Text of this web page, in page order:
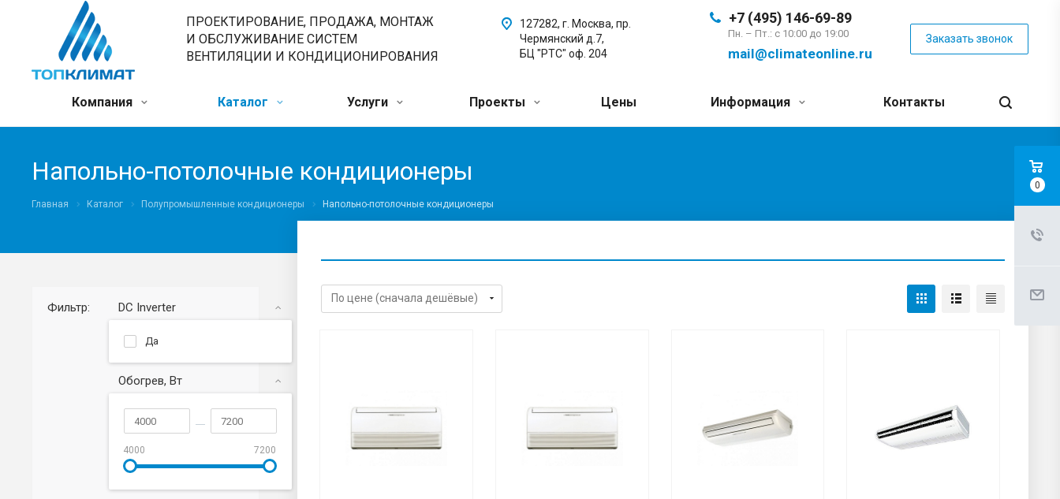
ПРОЕКТИРОВАНИЕ, ПРОДАЖА, МОНТАЖ
И ОБСЛУЖИВАНИЕ СИСТЕМ
ВЕНТИЛЯЦИИ И КОНДИЦИОНИРОВАНИЯ
+7 (495) 146-69-89
Пн. – Пт.: с 10:00 до 19:00
mail@climateonline.ru
Заказать звонок
127282, г. Москва, пр.
Чермянский д.7,
БЦ "РТС" оф. 204
Компания Каталог Услуги Проекты Цены Информация Контакты
Напольно-потолочные кондиционеры
Главная Каталог Полупромышленные кондиционеры Напольно-потолочные кондиционеры
Фильтр: DC Inverter
Да
Обогрев, Вт
4000 7200
0